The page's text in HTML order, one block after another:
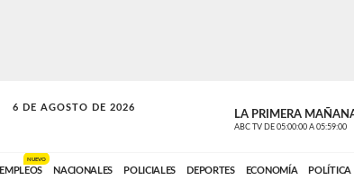
6 DE AGOSTO DE 2026
SOLO MÚSICA LA PRIMERA
ABC TV DE 05:00:00 A 05:59:00
EMPLEOS
NUEVO
NACIONALES POLICIALES DEPORTES ECONOMÍA POLÍTICA